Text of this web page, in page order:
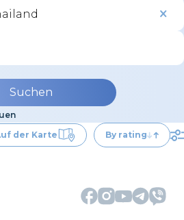
Suchen
der Karte
By rating